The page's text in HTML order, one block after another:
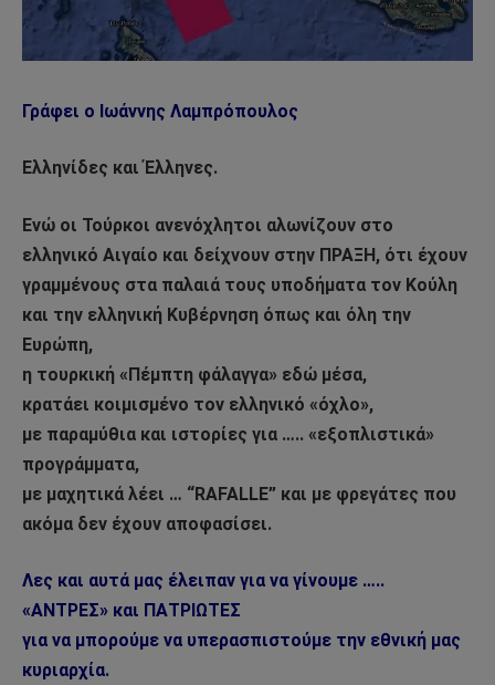
Γράφει ο Ιωάννης Λαμπρόπουλος
Ελληνίδες και Έλληνες.
Ενώ οι Τούρκοι ανενόχλητοι αλωνίζουν στο
ελληνικό Αιγαίο και δείχνουν στην ΠΡΑΞΗ, ότι έχουν
γραμμένους στα παλαιά τους υποδήματα τον Κούλη
και την ελληνική Κυβέρνηση όπως και όλη την
Ευρώπη,
η τουρκική «Πέμπτη φάλαγγα» εδώ μέσα,
κρατάει κοιμισμένο τον ελληνικό «όχλο»,
με παραμύθια και ιστορίες για ….. «εξοπλιστικά»
προγράμματα,
με μαχητικά λέει … “RAFALLE” και με φρεγάτες που
ακόμα δεν έχουν αποφασίσει.
Λες και αυτά μας έλειπαν για να γίνουμε …..
«ΑΝΤΡΕΣ» και ΠΑΤΡΙΩΤΕΣ
για να μπορούμε να υπερασπιστούμε την εθνική μας
κυριαρχία.